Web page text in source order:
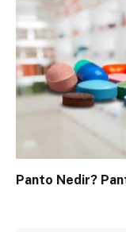
Panto Nedir?